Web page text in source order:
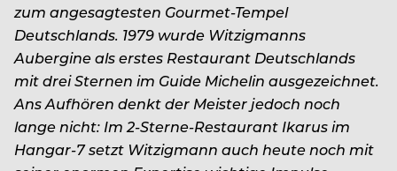
zum angesagtesten Gourmet-Tempel
Deutschlands. 1979 wurde Witzigmanns
Aubergine als erstes Restaurant Deutschlands
mit drei Sternen im Guide Michelin ausgezeichnet.
Ans Aufhören denkt der Meister jedoch noch
lange nicht: Im 2-Sterne-Restaurant Ikarus im
Hangar-7 setzt Witzigmann auch heute noch mit